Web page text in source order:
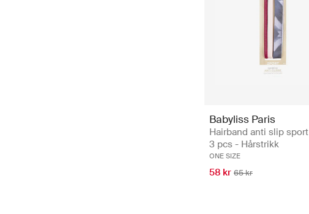
Babyliss Paris
Hairband anti slip sport
3 pcs - Hårstrikk
ONE SIZE
58 kr 65 kr